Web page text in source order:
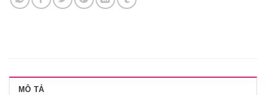
MÔ TẢ